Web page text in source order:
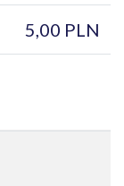
5,00 PLN